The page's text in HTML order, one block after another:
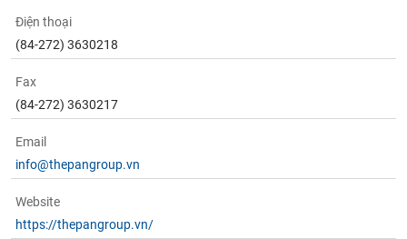
Điện thoại
(84-272) 3630218
Fax
(84-272) ‎3630217
Email
info@thepangroup.vn
Website
https://thepangroup.vn/